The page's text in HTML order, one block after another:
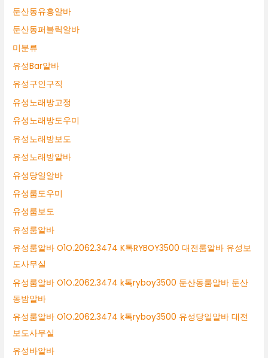
둔산동유흥알바
둔산동퍼블릭알바
미분류
유성Bar알바
유성구인구직
유성노래방고정
유성노래방도우미
유성노래방보도
유성노래방알바
유성당일알바
유성룸도우미
유성룸보도
유성룸알바
유성룸알바 O1O.2062.3474 K톡RYBOY3500 대전룸알바 유성보
도사무실
유성룸알바 O1O.2062.3474 k톡ryboy3500 둔산동룸알바 둔산
동밤알바
유성룸알바 O1O.2062.3474 k톡ryboy3500 유성당일알바 대전
보도사무실
유성바알바